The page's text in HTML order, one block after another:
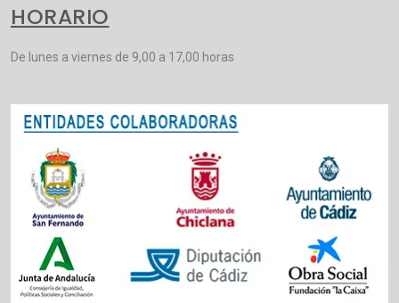
HORARIO
De lunes a viernes de 9,00 a 17,00 horas